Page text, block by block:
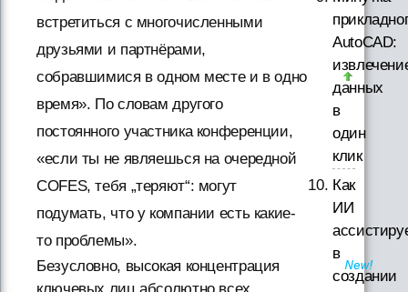
встретиться с многочисленными
друзьями и партнёрами,
собравшимися в одном месте и в одно
время». По словам другого
постоянного участника конференции,
«если ты не являешься на очередной
COFES, тебя „теряют“: могут
подумать, что у компании есть какие-
то проблемы».
Безусловно, высокая концентрация
AutoCAD:
данных
в
один
клик
Как
ИИ
в
создании